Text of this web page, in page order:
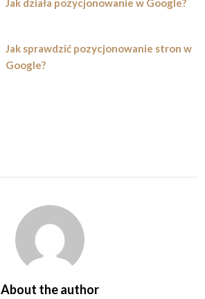
Jak sprawdzić pozycjonowanie stron w
Google?
About the author